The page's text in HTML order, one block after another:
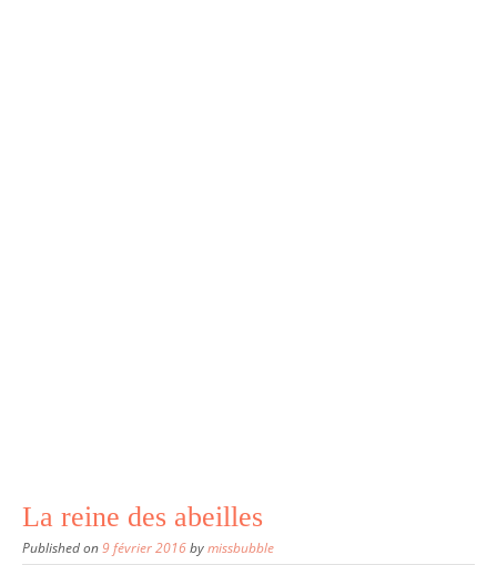
La reine des abeilles
Published on9 février 2016bymissbubble